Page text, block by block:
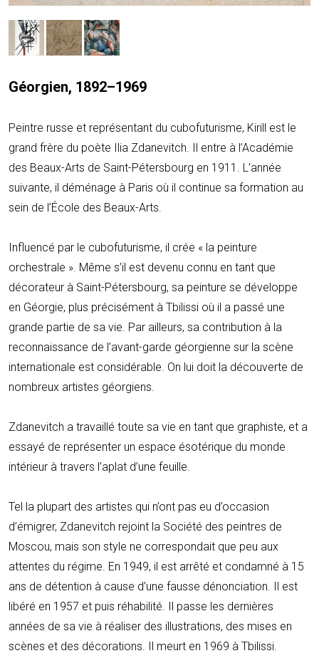
Géorgien, 1892–1969
Peintre russe et représentant du cubofuturisme, Kirill est le
grand frère du poète Ilia Zdanevitch. Il entre à l’Académie
des Beaux-Arts de Saint-Pétersbourg en 1911. L’année
suivante, il déménage à Paris où il continue sa formation au
sein de l’École des Beaux-Arts.
Influencé par le cubofuturisme, il crée « la peinture
orchestrale ». Même s’il est devenu connu en tant que
décorateur à Saint-Pétersbourg, sa peinture se développe
en Géorgie, plus précisément à Tbilissi où il a passé une
grande partie de sa vie. Par ailleurs, sa contribution à la
reconnaissance de l’avant-garde géorgienne sur la scène
internationale est considérable. On lui doit la découverte de
nombreux artistes géorgiens.
Zdanevitch a travaillé toute sa vie en tant que graphiste, et a
essayé de représenter un espace ésotérique du monde
intérieur à travers l’aplat d’une feuille.
Tel la plupart des artistes qui n’ont pas eu d’occasion
d’émigrer, Zdanevitch rejoint la Société des peintres de
Moscou, mais son style ne correspondait que peu aux
attentes du régime. En 1949, il est arrêté et condamné à 15
ans de détention à cause d’une fausse dénonciation. Il est
libéré en 1957 et puis réhabilité. Il passe les dernières
années de sa vie à réaliser des illustrations, des mises en
scènes et des décorations. Il meurt en 1969 à Tbilissi.